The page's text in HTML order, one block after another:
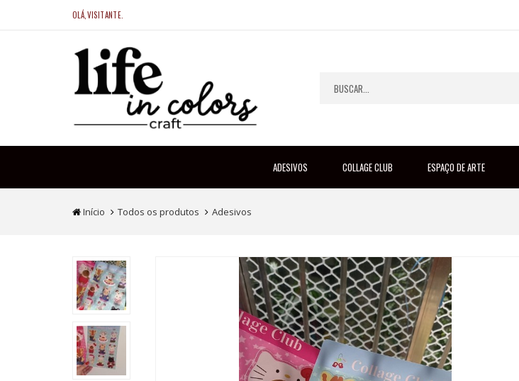
OLÁ,VISITANTE.
ADESIVOS COLLAGE CLUB ESPAÇO DE ARTE
Início Todos os produtos Adesivos